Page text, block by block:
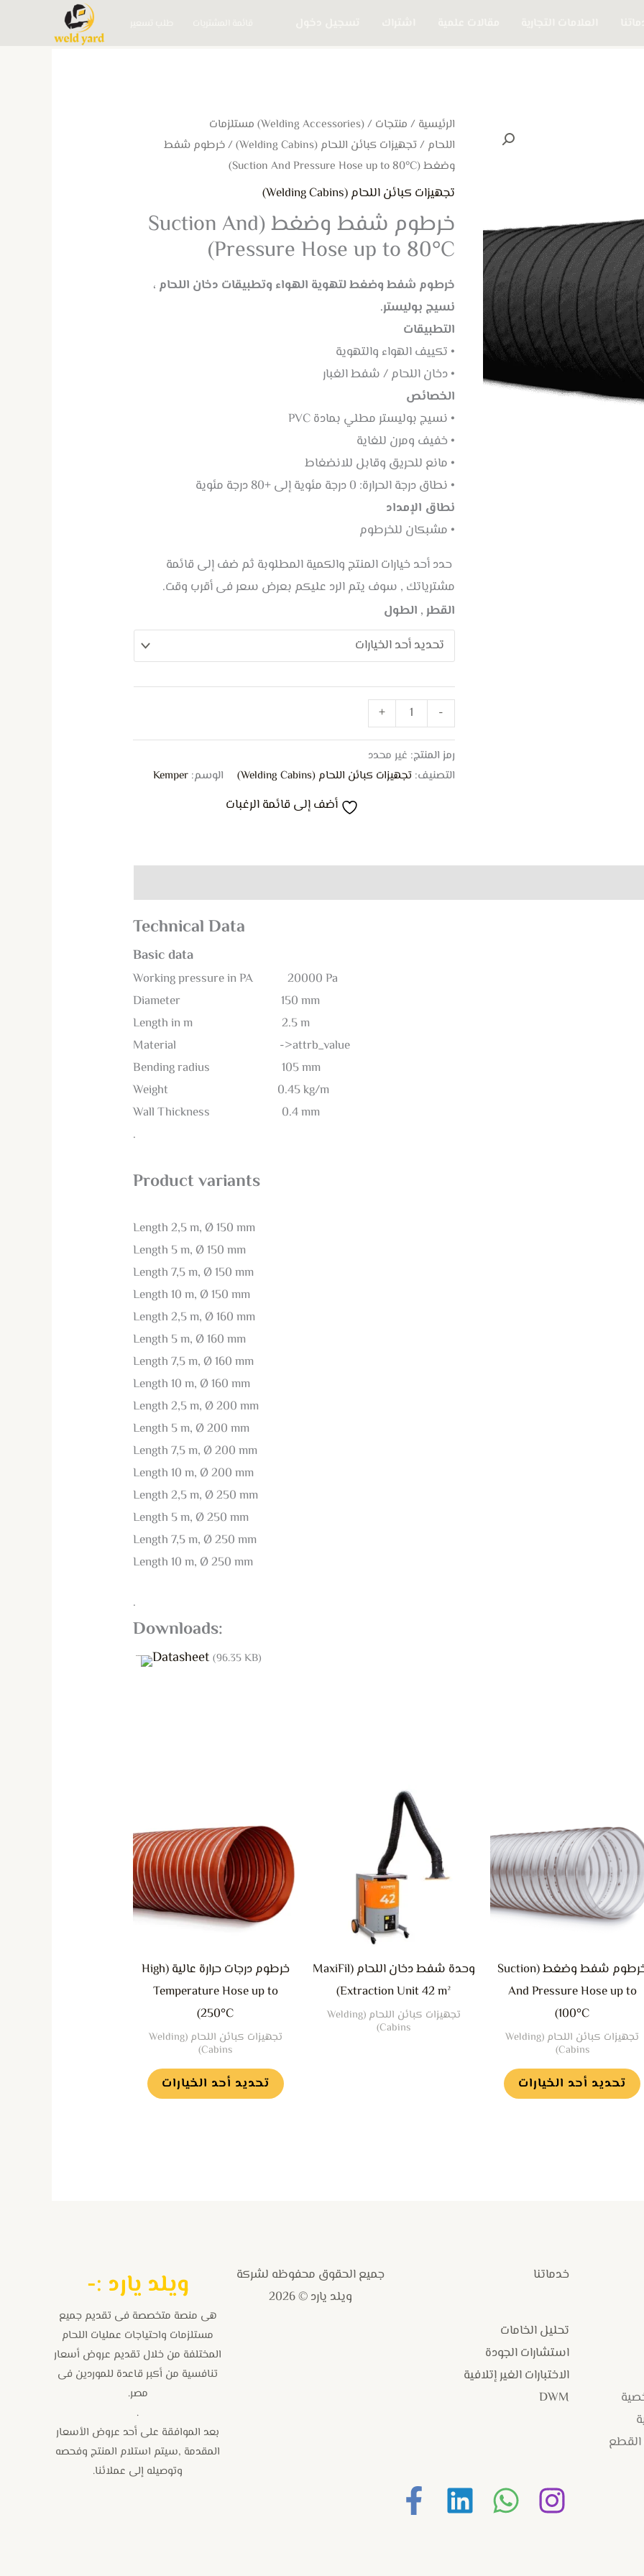
الرئيسية / منتجات /
(Welding Accessories) مستلزمات
اللحام /تجهيزات كبائن اللحام (Welding Cabins)
/ خرطوم شفط
وضغط (Suction And Pressure Hose up to 80°C)
تجهيزات كبائن اللحام (Welding Cabins)
خرطوم شفط وضغط (Suction And
Pressure Hose up to 80°C)
خرطوم شفط وضغط لتهوية الهواء وتطبيقات دخان اللحام ،
نسيج بوليستر.
التطبيقات
• تكييف الهواء والتهوية
• دخان اللحام / شفط الغبار
الخصائص
• نسيج بوليستر مطلي بمادة PVC
• خفيف ومرن للغاية
• مانع للحريق وقابل للانضغاط
• نطاق درجة الحرارة: 0 درجة مئوية إلى +80 درجة مئوية
نطاق الإمداد
• مشبكان للخرطوم
حدد أحد خيارات المنتج والكمية المطلوبة ثم ضف إلى قائمة
مشترياتك , سوف يتم الرد عليكم بعرض سعر فى أقرب وقت.
القطر , الطول
-
+
رمز المنتج: غير محدد
التصنيف: تجهيزات كبائن اللحام (Welding Cabins) الوسم: Kemper
أضف إلى قائمة الرغبات
Technical Data
Basic data
Working pressure in PA 20000 Pa
Diameter 150 mm
Length in m 2.5 m
Material ->attrb_value
Bending radius 105 mm
Weight 0.45 kg/m
Wall Thickness 0.4 mm
.
Product variants
Length 2,5 m, Ø 150 mm
Length 5 m, Ø 150 mm
Length 7,5 m, Ø 150 mm
Length 10 m, Ø 150 mm
Length 2,5 m, Ø 160 mm
Length 5 m, Ø 160 mm
Length 7,5 m, Ø 160 mm
Length 10 m, Ø 160 mm
Length 2,5 m, Ø 200 mm
Length 5 m, Ø 200 mm
Length 7,5 m, Ø 200 mm
Length 10 m, Ø 200 mm
Length 2,5 m, Ø 250 mm
Length 5 m, Ø 250 mm
Length 7,5 m, Ø 250 mm
Length 10 m, Ø 250 mm
.
:Downloads
(96.35 KB)
خرطوم شفط وضغط (Suction
And Pressure Hose up to
100°C)
تجهيزات كبائن اللحام (Welding
Cabins)
تحديد أحد الخيارات
من
الأشكال
المختلفة
لهذا
اختيار
وحدة شفط دخان اللحام (MaxiFil
Extraction Unit 42 m²)
تجهيزات كبائن اللحام (Welding
Cabins)
خرطوم درجات حرارة عالية (High
Temperature Hose up to
250°C)
تجهيزات كبائن اللحام (Welding
Cabins)
تحديد أحد الخيارات
من
الأشكال
المختلفة
لهذا
اختيار
القطع
خدماتنا
تحليل الخامات
استشارات الجودة
الاختبارات الغير إتلافية
DWM
جميع الحقوق محفوظه لشركة
ويلد يارد © 2026
ويلد يارد :-
هى منصة متخصصة فى تقديم جميع
مستلزمات واحتياجات عمليات اللحام
المختلفة من خلال تقديم عروض أسعار
تنافسية من أكبر قاعدة للموردين فى
مصر.
.
بعد الموافقة على أحد عروض الأسعار
المقدمة ,سيتم استلام المنتج وفحصه
وتوصيله إلى عملائنا.